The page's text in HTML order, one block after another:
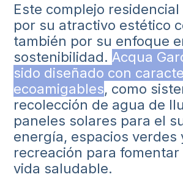
Este complejo residencial
por su atractivo estético
también por su enfoque
sostenibilidad.Acqua
sido diseñado con
ecoamigables, como
recolección de agua de
paneles solares para el
energía, espacios verdes
recreación para
vida saludable.